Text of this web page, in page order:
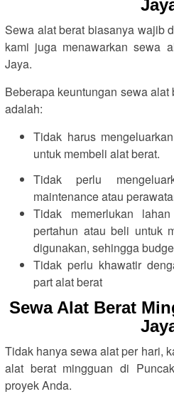
Sewa alat berat biasanya wajib
kami juga menawarkan sewa
Jaya.
Beberapa keuntungan sewa
adalah:
Tidak harus
untuk membeli alat berat.
Tidak perlu
maintenance atau
Tidak memerlukan
pertahun atau beli untuk
digunakan, sehingga
Tidak perlu khawatir
part alat berat
Sewa Alat Berat
Tidak hanya sewa alat per hari,
alat berat mingguan di
proyek Anda.